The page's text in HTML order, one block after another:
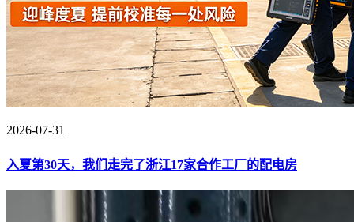
2026-07-31
入夏第30天，我们走完了浙江17家合作工厂的配电房